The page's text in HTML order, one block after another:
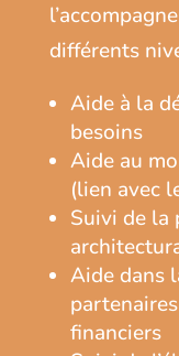
différents
Aide à la
besoins
Aide au
(lien avec
Suivi de la
Aide dans
financiers